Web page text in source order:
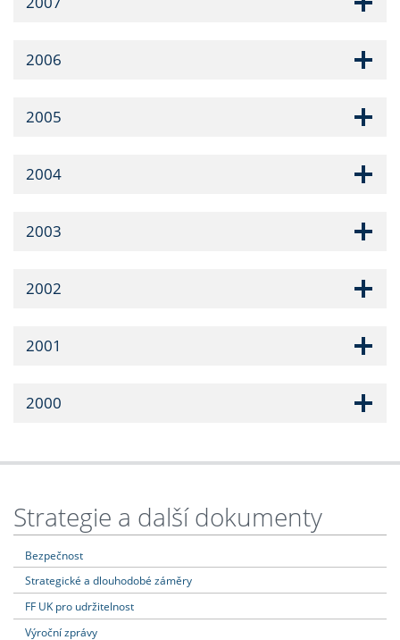
2006
2005
2004
2003
2002
2001
2000
Strategie a další dokumenty
Bezpečnost
Strategické a dlouhodobé záměry
FF UK pro udržitelnost
Výroční zprávy